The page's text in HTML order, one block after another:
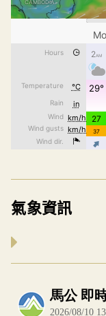
氣象資訊
內嵌空氣品